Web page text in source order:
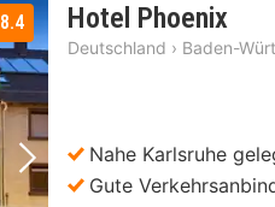
Nächstes Bild
8.4 Hotel Phoenix
Deutschland › Baden-
Nahe Karlsruhe
Gute